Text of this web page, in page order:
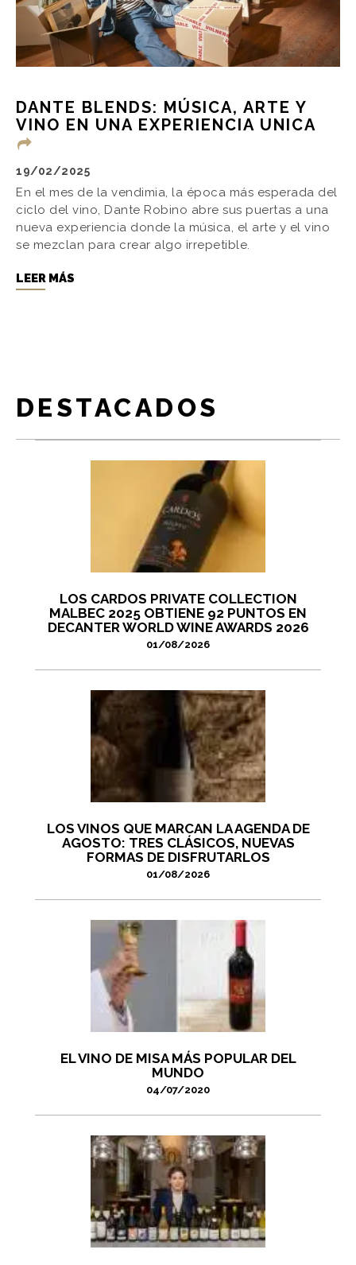
DANTE BLENDS: MÚSICA, ARTE Y
VINO EN UNA EXPERIENCIA UNICA
19/02/2025
En el mes de la vendimia, la época más esperada del
ciclo del vino, Dante Robino abre sus puertas a una
nueva experiencia donde la música, el arte y el vino
se mezclan para crear algo irrepetible.
LEER MÁS
DESTACADOS
LOS CARDOS PRIVATE COLLECTION
MALBEC 2025 OBTIENE 92 PUNTOS EN
DECANTER WORLD WINE AWARDS 2026
01/08/2026
LOS VINOS QUE MARCAN LA AGENDA DE
AGOSTO: TRES CLÁSICOS, NUEVAS
FORMAS DE DISFRUTARLOS
01/08/2026
EL VINO DE MISA MÁS POPULAR DEL
MUNDO
04/07/2020